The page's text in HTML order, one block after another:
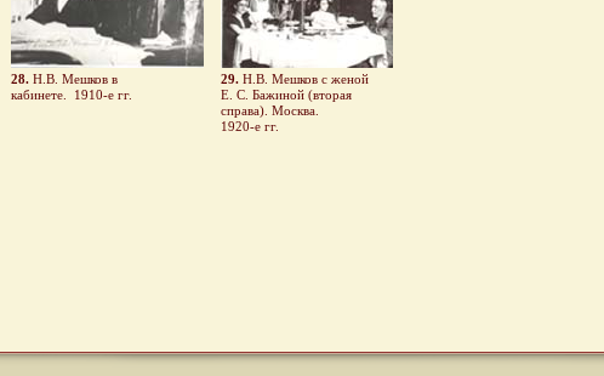
28. Н.В. Мешков в
кабинете. 1910-е гг.
29. Н.В. Мешков с женой
Е. С. Бажиной (вторая
справа). Москва.
1920-е гг.